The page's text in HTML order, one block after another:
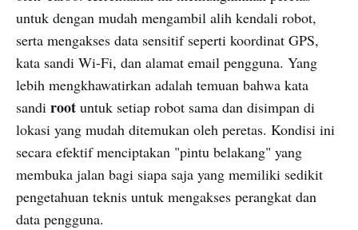
untuk dengan mudah mengambil alih kendali robot,
serta mengakses data sensitif seperti koordinat GPS,
kata sandi Wi-Fi, dan alamat email pengguna. Yang
lebih mengkhawatirkan adalah temuan bahwa kata
sandi root untuk setiap robot sama dan disimpan di
lokasi yang mudah ditemukan oleh peretas. Kondisi ini
secara efektif menciptakan "pintu belakang" yang
membuka jalan bagi siapa saja yang memiliki sedikit
pengetahuan teknis untuk mengakses perangkat dan
data pengguna.